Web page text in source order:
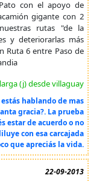
con el apoyo de
gigante con 2
rutas "de la
y deteriorarlas más
Ruta 6 entre Paso de
(j) desde villaguay
hablando de mas
gracia?. La prueba
estar de acuerdo o no
con esa carcajada
que apreciás la vida.
22-09-2013